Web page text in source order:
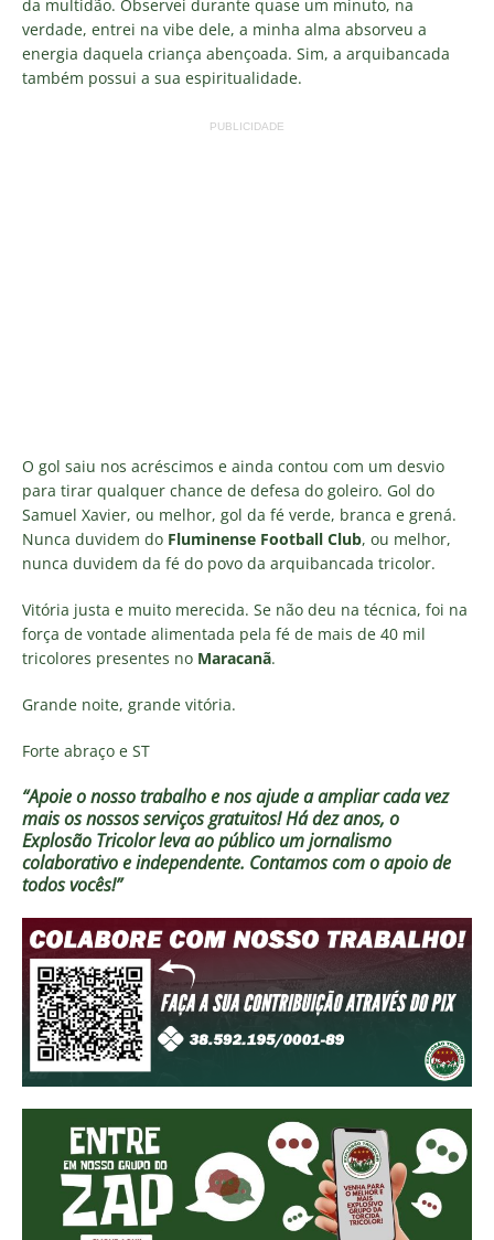
da multidão. Observei durante quase um minuto, na
verdade, entrei na vibe dele, a minha alma absorveu a
energia daquela criança abençoada. Sim, a arquibancada
também possui a sua espiritualidade.
PUBLICIDADE
O gol saiu nos acréscimos e ainda contou com um desvio
para tirar qualquer chance de defesa do goleiro. Gol do
Samuel Xavier, ou melhor, gol da fé verde, branca e grená.
Nunca duvidem do Fluminense Football Club, ou melhor,
nunca duvidem da fé do povo da arquibancada tricolor.
Vitória justa e muito merecida. Se não deu na técnica, foi na
força de vontade alimentada pela fé de mais de 40 mil
tricolores presentes no Maracanã.
Grande noite, grande vitória.
Forte abraço e ST
“Apoie o nosso trabalho e nos ajude a ampliar cada vez
mais os nossos serviços gratuitos!Há dez anos, o
Explosão Tricolor leva ao público um jornalismo
colaborativo e independente. Contamos com o apoio de
todos vocês!”